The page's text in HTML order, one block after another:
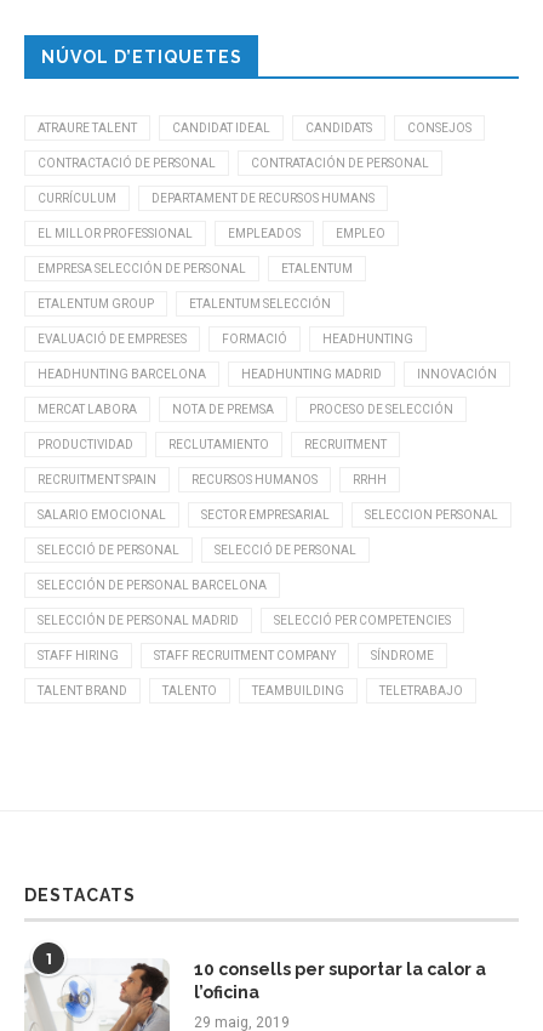
NÚVOL D’ETIQUETES
ATRAURE TALENT CANDIDAT IDEAL CANDIDATS CONSEJOS
CONTRACTACIÓ DE PERSONAL CONTRATACIÓN DE PERSONAL
CURRÍCULUM DEPARTAMENT DE RECURSOS HUMANS
EL MILLOR PROFESSIONAL EMPLEADOS EMPLEO
EMPRESA SELECCIÓN DE PERSONAL ETALENTUM
ETALENTUM GROUP ETALENTUM SELECCIÓN
EVALUACIÓ DE EMPRESES FORMACIÓ HEADHUNTING
HEADHUNTING BARCELONA HEADHUNTING MADRID INNOVACIÓN
MERCAT LABORA NOTA DE PREMSA PROCESO DE SELECCIÓN
PRODUCTIVIDAD RECLUTAMIENTO RECRUITMENT
RECRUITMENT SPAIN RECURSOS HUMANOS RRHH
SALARIO EMOCIONAL SECTOR EMPRESARIAL SELECCION PERSONAL
SELECCIÓ DE PERSONAL SELECCIÓ DE PERSONAL
SELECCIÓN DE PERSONAL BARCELONA
SELECCIÓN DE PERSONAL MADRID SELECCIÓ PER COMPETENCIES
STAFF HIRING STAFF RECRUITMENT COMPANY SÍNDROME
TALENT BRAND TALENTO TEAMBUILDING TELETRABAJO
DESTACATS
1
10 consells per suportar la calor a
l’oficina
29 maig, 2019